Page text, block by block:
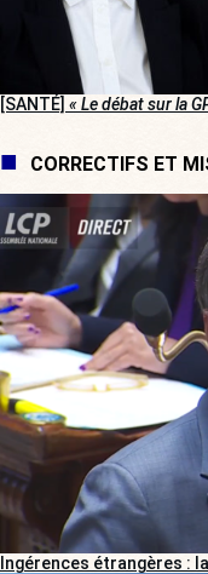
[SANTÉ] « Le débat sur la
CORRECTIFS ET
Ingérences étrangères :